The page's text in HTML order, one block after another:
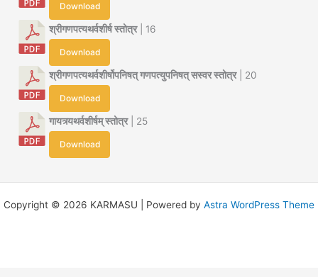
Download
श्रीगणपत्यथर्वशीर्ष स्तोत्र| 16
Download
श्रीगणपत्यथर्वशीर्षोपनिषत् गणपत्युपनिषत् सस्वर स्तोत्र| 20
Download
गायत्र्यथर्वशीर्षम् स्तोत्र| 25
Download
Copyright © 2026 KARMASU | Powered by Astra WordPress Theme